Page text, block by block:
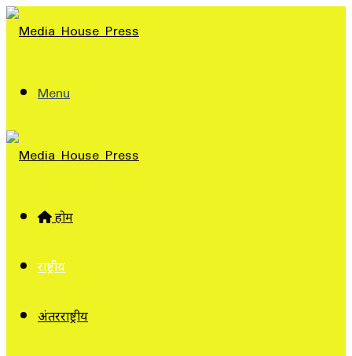
Menu
होम
राष्ट्रीय
अंतरराष्ट्रीय